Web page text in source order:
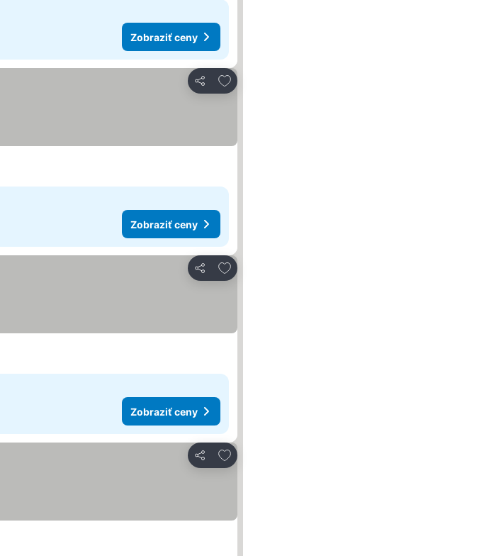
Zobraziť ceny
Zdieľať
Pridať do obľúbených
Zobraziť ceny
Zdieľať
Pridať do obľúbených
Zobraziť ceny
Zdieľať
Pridať do obľúbených